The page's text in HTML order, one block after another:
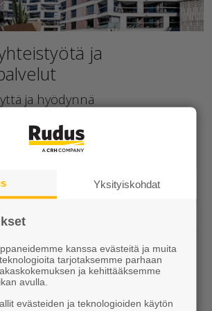
ja
ja hyödynnä
projektin hyväksi. Tiedä
mahdollisuudet ja
valmistustekniikat.
julkisivutuotteillamme
pohdituilla,
toimivilla sekä vähähiilisillä
kannamme myös vastuun. Kysy
ja yhteistyön voimaa
Yksityiskohdat
kanssa evästeitä ja muita
tarjotaksemme parhaan
ja kehittääksemme
avulla.
evästeiden ja teknologioiden käytön